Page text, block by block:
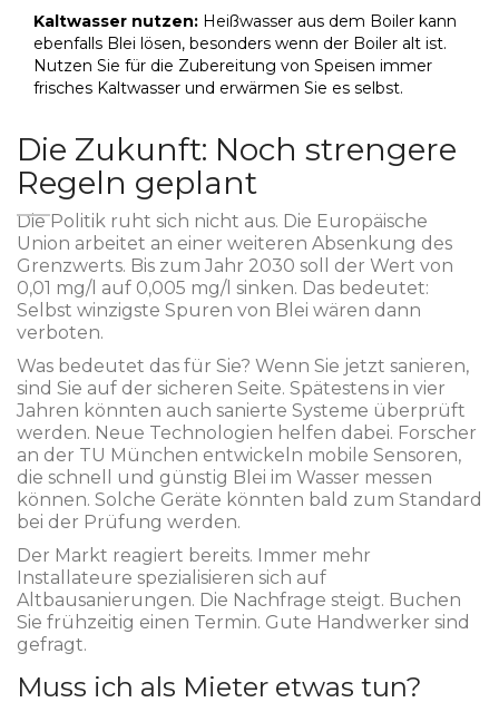
Kaltwasser nutzen: Heißwasser aus dem Boiler kann
ebenfalls Blei lösen, besonders wenn der Boiler alt ist.
Nutzen Sie für die Zubereitung von Speisen immer
frisches Kaltwasser und erwärmen Sie es selbst.
Die Zukunft: Noch strengere
Regeln geplant
Die Politik ruht sich nicht aus. Die Europäische
Union arbeitet an einer weiteren Absenkung des
Grenzwerts. Bis zum Jahr 2030 soll der Wert von
0,01 mg/l auf 0,005 mg/l sinken. Das bedeutet:
Selbst winzigste Spuren von Blei wären dann
verboten.
Was bedeutet das für Sie? Wenn Sie jetzt sanieren,
sind Sie auf der sicheren Seite. Spätestens in vier
Jahren könnten auch sanierte Systeme überprüft
werden. Neue Technologien helfen dabei. Forscher
an der TU München entwickeln mobile Sensoren,
die schnell und günstig Blei im Wasser messen
können. Solche Geräte könnten bald zum Standard
bei der Prüfung werden.
Der Markt reagiert bereits. Immer mehr
Installateure spezialisieren sich auf
Altbausanierungen. Die Nachfrage steigt. Buchen
Sie frühzeitig einen Termin. Gute Handwerker sind
gefragt.
Muss ich als Mieter etwas tun?